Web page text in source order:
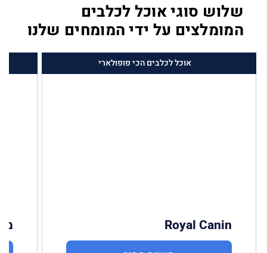
שלוש סוגי אוכל לכלבים
המומלצים על ידי המומחים שלנו
אוכל לכלבים הכי פופולארי
Royal Canin